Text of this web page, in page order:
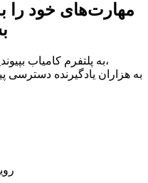
مهارت‌های خود را
به پلتفرم کامیاب بپیوندید، تخصص خود را به اشتراک بگذارید،
به هزاران یادگیرنده دسترسی